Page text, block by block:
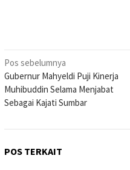
Navigasi
pos
Pos sebelumnya
Gubernur Mahyeldi Puji Kinerja
Muhibuddin Selama Menjabat
Sebagai Kajati Sumbar
POS TERKAIT